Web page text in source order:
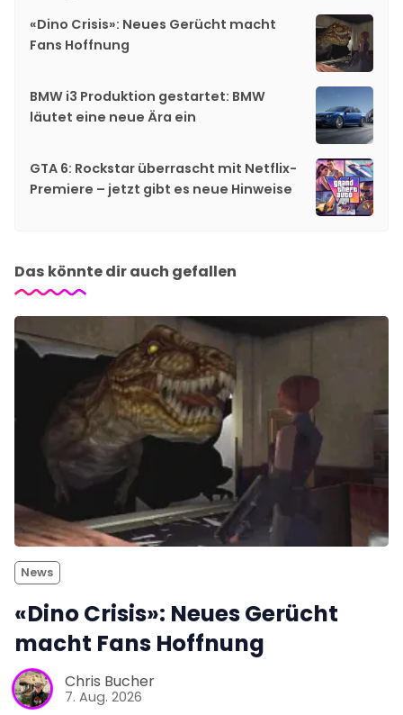
«Dino Crisis»: Neues Gerücht macht
Fans Hoffnung
BMW i3 Produktion gestartet: BMW
läutet eine neue Ära ein
GTA 6: Rockstar überrascht mit Netflix-
Premiere – jetzt gibt es neue Hinweise
Das könnte dir auch gefallen
News
«Dino Crisis»: Neues Gerücht
macht Fans Hoffnung
Chris Bucher
7. Aug. 2026